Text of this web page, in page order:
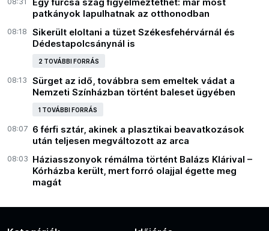
patkányok lapulhatnak az otthonodban
08:18
Sikerült eloltani a tüzet Székesfehérvárnál és
Dédestapolcsánynál is
2 TOVÁBBI FORRÁS
08:13
Sürget az idő, továbbra sem emeltek vádat a
Nemzeti Színházban történt baleset ügyében
1 TOVÁBBI FORRÁS
08:07 6 férfi sztár, akinek a plasztikai beavatkozások
után teljesen megváltozott az arca
08:03 Háziasszonyok rémálma történt Balázs Klárival –
Kórházba került, mert forró olajjal égette meg
magát